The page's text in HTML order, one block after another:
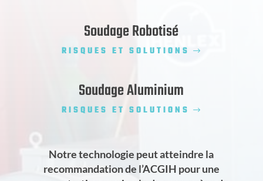
Soudage Robotisé
RISQUES ET SOLUTIONS
Soudage Aluminium
RISQUES ET SOLUTIONS
Notre technologie peut atteindre la
recommandation de l’ACGIH pour une